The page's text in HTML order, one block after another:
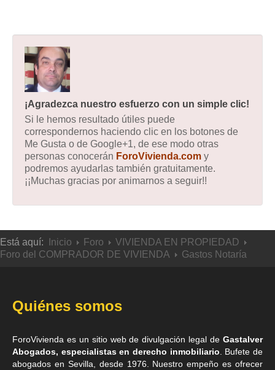
¡Agradezca nuestro esfuerzo con un simple clic!
Si le hemos resultado útiles puede
correspondernos haciendo clic en los botones de
Me Gusta o de Google+1, de ese modo otras
personas conocerán ForoVivienda.com y
podremos ayudarlas también gratuitamente.
¡¡Muchas gracias por animarnos a seguir!!
Está aquí: Inicio Foro
VIVIENDA EN PROPIEDAD
Foro del COMPRADOR DE VIVIENDA
Gastos Notaría
Quiénes somos
ForoVivienda es un sitio web de divulgación legal de Gastalver
Abogados, especialistas en derecho inmobiliario . Bufete de
abogados en Sevilla , desde 1976. Nuestro empeño es ofrecer